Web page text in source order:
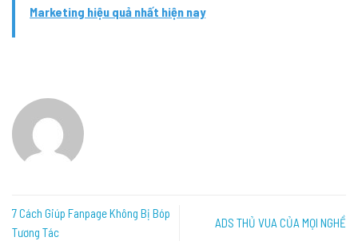
Marketing hiệu quả nhất hiện nay
7 Cách Giúp Fanpage Không Bị Bóp
Tương Tác
ADS THỦ VUA CỦA MỌI NGHỀ